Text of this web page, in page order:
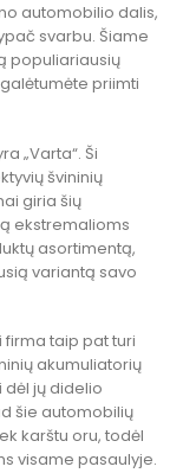
automobilio dalis,
svarbu. Šiame
populiariausių
priimti
„Varta“. Ši
švininių
giria šių
ekstremalioms
asortimentą,
variantą savo
firma taip pat turi
akumuliatorių
dėl jų didelio
šie automobilių
karštu oru, todėl
visame pasaulyje.